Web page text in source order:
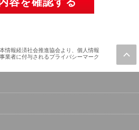
情報経済社会推進協会より、個人情報
業者に付与されるプライバシーマーク